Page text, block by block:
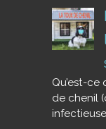
Qu’est-
de chenil